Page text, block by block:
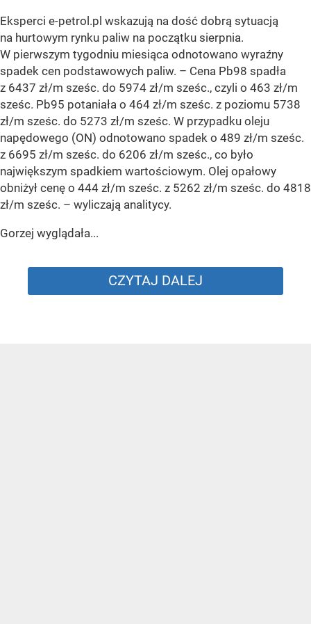
Eksperci e-petrol.pl wskazują na dość dobrą sytuacją
na hurtowym rynku paliw na początku sierpnia.
W pierwszym tygodniu miesiąca odnotowano wyraźny
spadek cen podstawowych paliw. – Cena Pb98 spadła
z 6437 zł/m sześc. do 5974 zł/m sześc., czyli o 463 zł/m
sześc. Pb95 potaniała o 464 zł/m sześc. z poziomu 5738
zł/m sześc. do 5273 zł/m sześc. W przypadku oleju
napędowego (ON) odnotowano spadek o 489 zł/m sześc.
z 6695 zł/m sześc. do 6206 zł/m sześc., co było
największym spadkiem wartościowym. Olej opałowy
obniżył cenę o 444 zł/m sześc. z 5262 zł/m sześc. do 4818
zł/m sześc. – wyliczają analitycy.
Gorzej wyglądała...
CZYTAJ DALEJ